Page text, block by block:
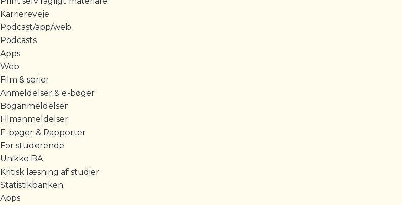
Karriereveje
Podcast/app/web
Podcasts
Apps
Web
Film & serier
Anmeldelser & e-bøger
Boganmeldelser
Filmanmeldelser
E-bøger & Rapporter
For studerende
Unikke BA
Kritisk læsning af studier
Statistikbanken
Apps